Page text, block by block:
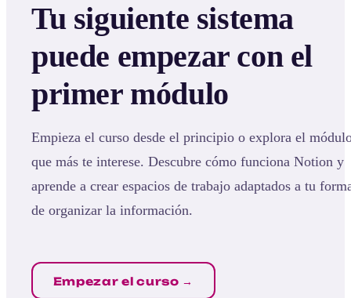
Tu siguiente sistema
puede empezar con el
primer módulo
Empieza el curso desde el principio o explora el
que más te interese. Descubre cómo funciona Notion y
aprende a crear espacios de trabajo adaptados a tu
de organizar la información.
Empezar el curso →